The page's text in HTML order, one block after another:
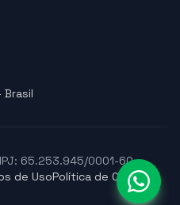
Brasil
65.253.945/0001-60
de UsoPolítica de Cookies